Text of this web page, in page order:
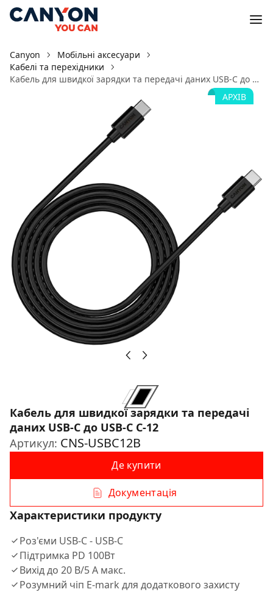
Canyon
Мобільні аксесуари
Кабелі та перехідники
Кабель для швидкої зарядки та передачі даних USB-C до USB-C C-12
АРХІВ
Кабель для швидкої зарядки та передачі
даних USB-C до USB-C C-12
Артикул: CNS-USBC12B
Де купити
Документація
Характеристики продукту
Роз'єми USB-C - USB-C
Підтримка PD 100Вт
Вихід до 20 В/5 А макс.
Розумний чіп E-mark для додаткового захисту